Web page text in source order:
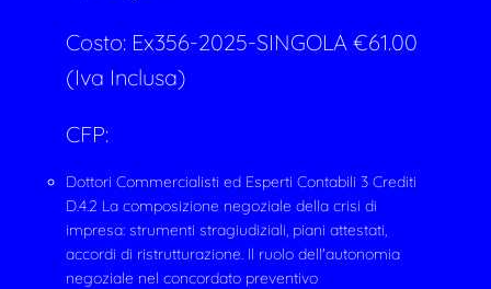
Costo: Ex356-2025-SINGOLA €61.00
(Iva Inclusa)
CFP:
Dottori Commercialisti ed Esperti Contabili 3 Crediti
D.4.2 La composizione negoziale della crisi di
impresa: strumenti stragiudiziali, piani attestati,
accordi di ristrutturazione. Il ruolo dell'autonomia
negoziale nel concordato preventivo